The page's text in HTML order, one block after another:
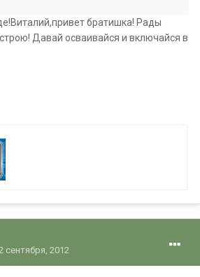
братишка! Рады
Давай осваивайся и включайся в
сентября, 2012